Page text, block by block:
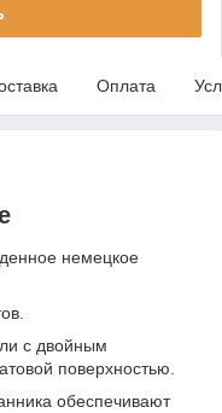
Оплата
немецкое
с двойным
поверхностью.
обеспечивают